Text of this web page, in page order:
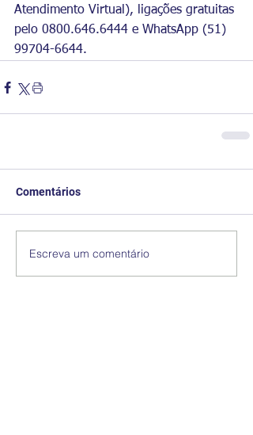
Atendimento Virtual), ligações gratuitas
pelo 0800.646.6444 e WhatsApp (51)
99704-6644.
Comentários
Escreva um comentário